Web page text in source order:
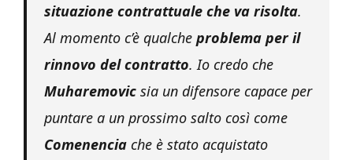
situazione contrattuale che va risolta.
Al momento c’è qualche problema per il
rinnovo del contratto. Io credo che
Muharemovic sia un difensore capace per
puntare a un prossimo salto così come
Comenencia che è stato acquistato